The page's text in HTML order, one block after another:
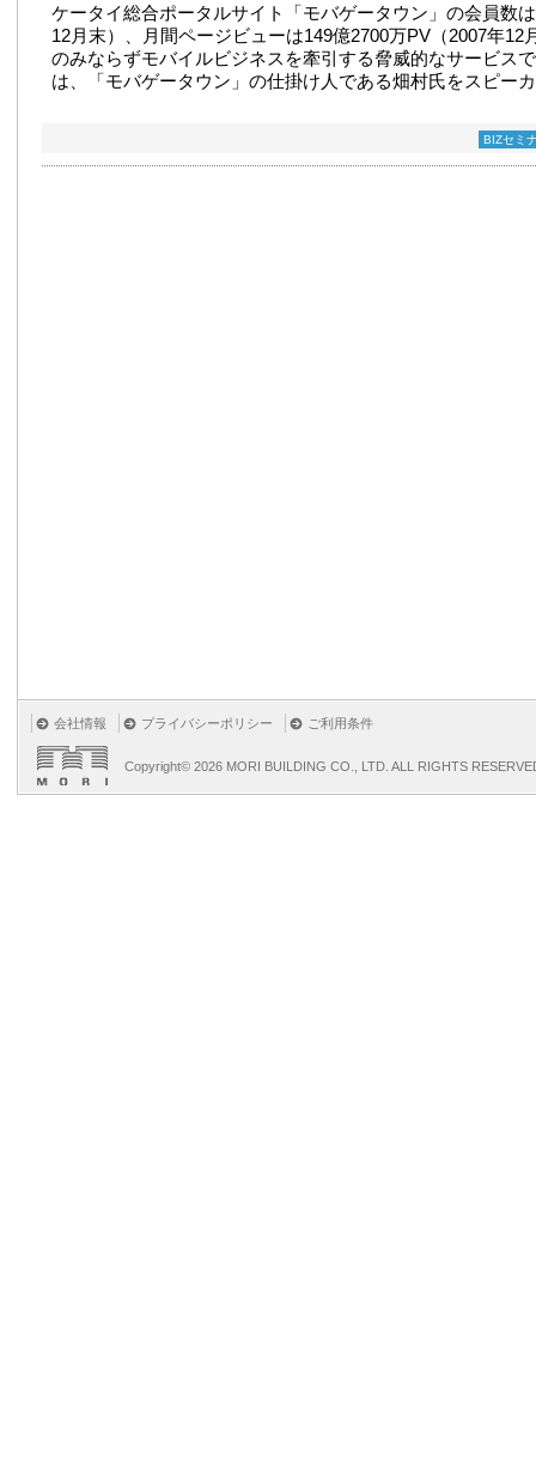
ケータイ総合ポータルサイト「モバゲータウン」の会員数
12月末）、月間ページビューは149億2700万PV（2007年12
のみならずモバイルビジネスを牽引する脅威的なサービス
は、「モバゲータウン」の仕掛け人である畑村氏をスピー
BIZセミ
会社情報 プライバシーポリシー ご利用条件
Copyright© 2026 MORI BUILDING CO., LTD. ALL RIGHTS